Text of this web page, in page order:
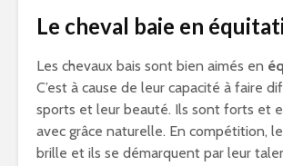
Le cheval baie en
Les chevaux bais sont bien aimés en
C’est à cause de leur capacité à faire
sports et leur beauté. Ils sont forts et
avec grâce naturelle. En compétition,
brille et ils se démarquent par leur